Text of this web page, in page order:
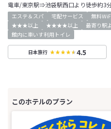
電車/東京駅⇒池袋駅西口より徒歩約3
エステ＆スパ 宅配サービス 無料
★★★以上
★★★★以上
最寄り駅
館内に車いす利用トイレ
日本旅行 4.5